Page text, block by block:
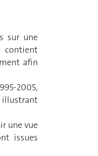
sur une
contient
afin
2005,
illustrant
une vue
issues